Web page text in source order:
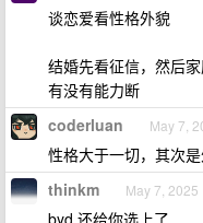
谈恋爱看性格外貌
结婚先看征信，然后
有没有能力断
coderluan May 7,
性格大于一切，其次是
thinkm May 7, 2025
byd 还给你选上了